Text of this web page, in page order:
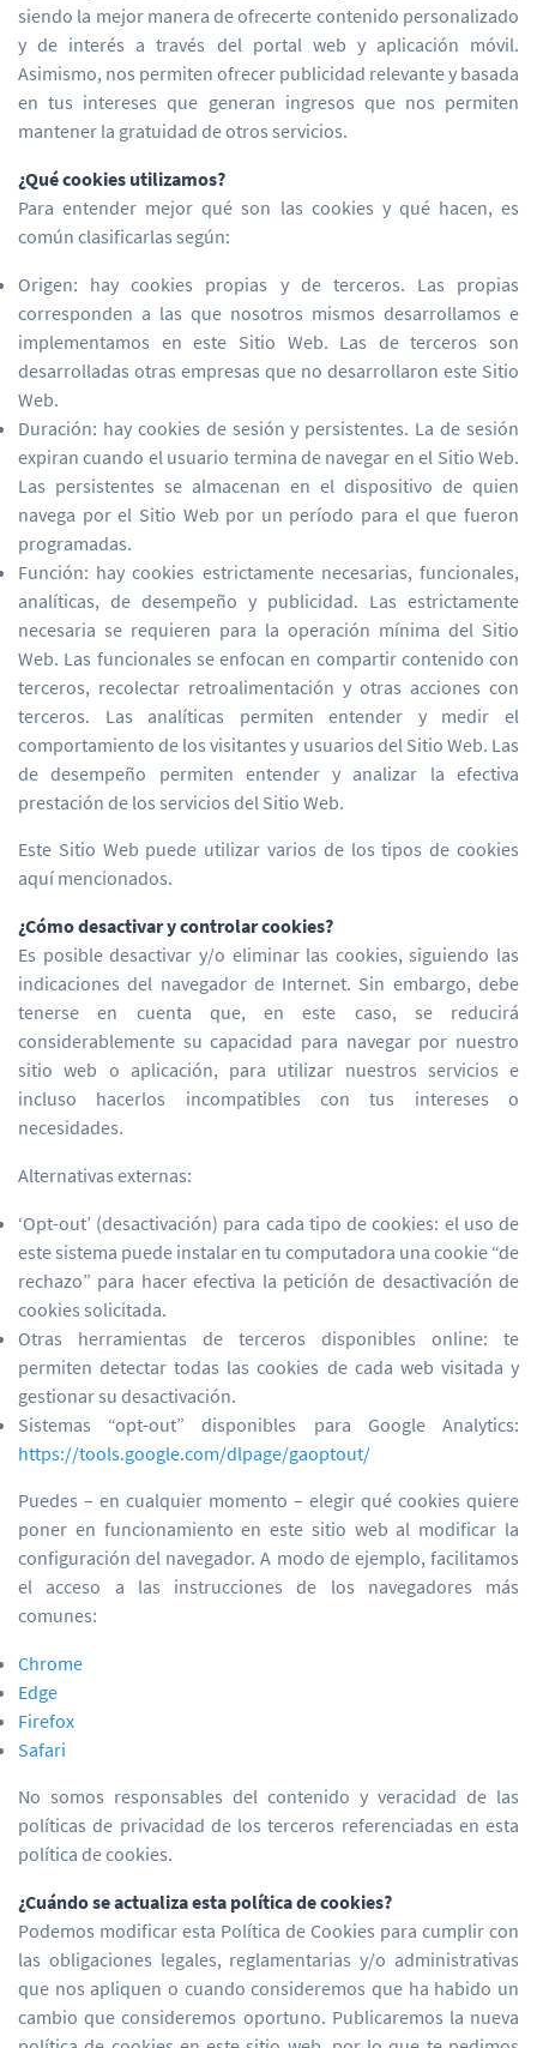
siendo la mejor manera de ofrecerte contenido personalizado
y de interés a través del portal web y aplicación móvil.
Asimismo, nos permiten ofrecer publicidad relevante y basada
en tus intereses que generan ingresos que nos permiten
mantener la gratuidad de otros servicios.
¿Qué cookies utilizamos?
Para entender mejor qué son las cookies y qué hacen, es
común clasificarlas según:
Origen: hay cookies propias y de terceros. Las propias
corresponden a las que nosotros mismos desarrollamos e
implementamos en este Sitio Web. Las de terceros son
desarrolladas otras empresas que no desarrollaron este Sitio
Web.
Duración: hay cookies de sesión y persistentes. La de sesión
expiran cuando el usuario termina de navegar en el Sitio Web.
Las persistentes se almacenan en el dispositivo de quien
navega por el Sitio Web por un período para el que fueron
programadas.
Función: hay cookies estrictamente necesarias, funcionales,
analíticas, de desempeño y publicidad. Las estrictamente
necesaria se requieren para la operación mínima del Sitio
Web. Las funcionales se enfocan en compartir contenido con
terceros, recolectar retroalimentación y otras acciones con
terceros. Las analíticas permiten entender y medir el
comportamiento de los visitantes y usuarios del Sitio Web. Las
de desempeño permiten entender y analizar la efectiva
prestación de los servicios del Sitio Web.
Este Sitio Web puede utilizar varios de los tipos de cookies
aquí mencionados.
¿Cómo desactivar y controlar cookies?
Es posible desactivar y/o eliminar las cookies, siguiendo las
indicaciones del navegador de Internet. Sin embargo, debe
tenerse en cuenta que, en este caso, se reducirá
considerablemente su capacidad para navegar por nuestro
sitio web o aplicación, para utilizar nuestros servicios e
incluso hacerlos incompatibles con tus intereses o
necesidades.
Alternativas externas:
‘Opt-out’ (desactivación) para cada tipo de cookies: el uso de
este sistema puede instalar en tu computadora una cookie “de
rechazo” para hacer efectiva la petición de desactivación de
cookies solicitada.
Otras herramientas de terceros disponibles online: te
permiten detectar todas las cookies de cada web visitada y
gestionar su desactivación.
Sistemas “opt-out” disponibles para Google Analytics:
https://tools.google.com/dlpage/gaoptout/
Puedes – en cualquier momento – elegir qué cookies quiere
poner en funcionamiento en este sitio web al modificar la
configuración del navegador. A modo de ejemplo, facilitamos
el acceso a las instrucciones de los navegadores más
comunes:
Chrome
Edge
Firefox
Safari
No somos responsables del contenido y veracidad de las
políticas de privacidad de los terceros referenciadas en esta
política de cookies.
¿Cuándo se actualiza esta política de cookies?
Podemos modificar esta Política de Cookies para cumplir con
las obligaciones legales, reglamentarias y/o administrativas
que nos apliquen o cuando consideremos que ha habido un
cambio que consideremos oportuno. Publicaremos la nueva